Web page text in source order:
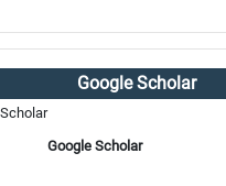
Google Scholar
Google Scholar